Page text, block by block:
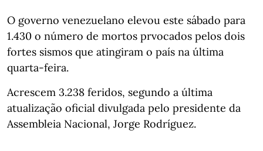
O governo venezuelano elevou este sábado para
1.430 o número de mortos prvocados pelos dois
fortes sismos que atingiram o país na última
quarta-feira.
Acrescem 3.238 feridos, segundo a última
atualização oficial divulgada pelo presidente da
Assembleia Nacional, Jorge Rodríguez.